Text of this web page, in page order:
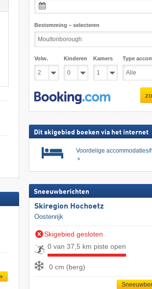
Bestemming – selecteren
Volw. Kinderen Kamers Type
Dit skigebied boeken via het internet
Voordelige accommodaties/
Sneeuwberichten
Skiregion Hochoetz
Oostenrijk
Skigebied gesloten
0 van 37,5 km piste open
0 cm (berg)